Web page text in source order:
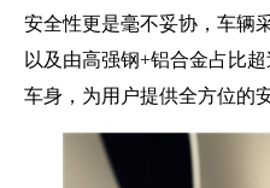
安全性更是毫不妥协，车辆
以及由高强钢+铝合金占比
车身，为用户提供全方位的